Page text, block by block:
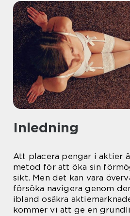
Inledning
Att placera pengar i aktier
metod för att öka sin
sikt. Men det kan vara
försöka navigera genom
ibland osäkra
kommer vi att ge en